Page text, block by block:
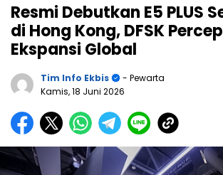
Resmi Debutkan E5 PLUS
di Hong Kong, DFSK
Ekspansi Global
Tim Info Ekbis
- Pewarta
Kamis, 18 Juni 2026